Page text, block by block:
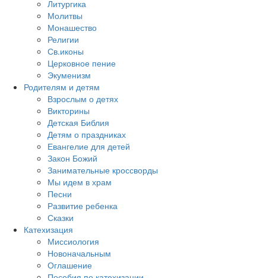
Литургика
Молитвы
Монашество
Религии
Св.иконы
Церковное пение
Экуменизм
Родителям и детям
Взрослым о детях
Викторины
Детская Библия
Детям о праздниках
Евангелие для детей
Закон Божий
Занимательные кроссворды
Мы идем в храм
Песни
Развитие ребенка
Сказки
Катехизация
Миссиология
Новоначальным
Оглашение